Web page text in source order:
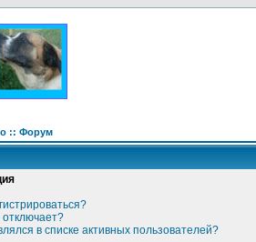
:: Форум
в списке активных пользователей?